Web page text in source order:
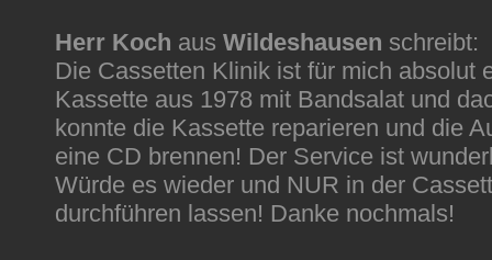
Herr Koch aus Wildeshausen schreibt:
Die Cassetten Klinik ist für mich absolut
Kassette aus 1978 mit Bandsalat und
konnte die Kassette reparieren und die
eine CD brennen! Der Service ist
Würde es wieder und NUR in der
durchführen lassen! Danke nochmals!